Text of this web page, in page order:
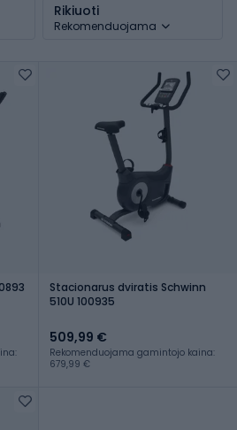
Rikiuoti
Rekomenduojama
Stacionarus dviratis Schwinn
510U 100935
509,99 €
Rekomenduojama gamintojo kaina:
679,99 €